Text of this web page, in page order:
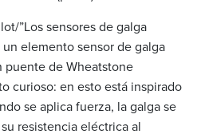
”Los sensores de galga
elemento sensor de galga
puente de Wheatstone
curioso: en esto está inspirado
se aplica fuerza, la galga se
resistencia eléctrica al